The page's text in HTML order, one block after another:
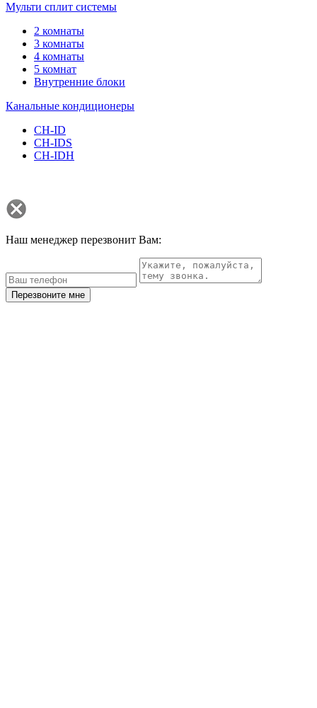
Мульти сплит системы
2 комнаты
3 комнаты
4 комнаты
5 комнат
Внутренние блоки
Канальные кондиционеры
CH-ID
CH-IDS
CH-IDH
Наш менеджер перезвонит Вам:
Перезвоните мне